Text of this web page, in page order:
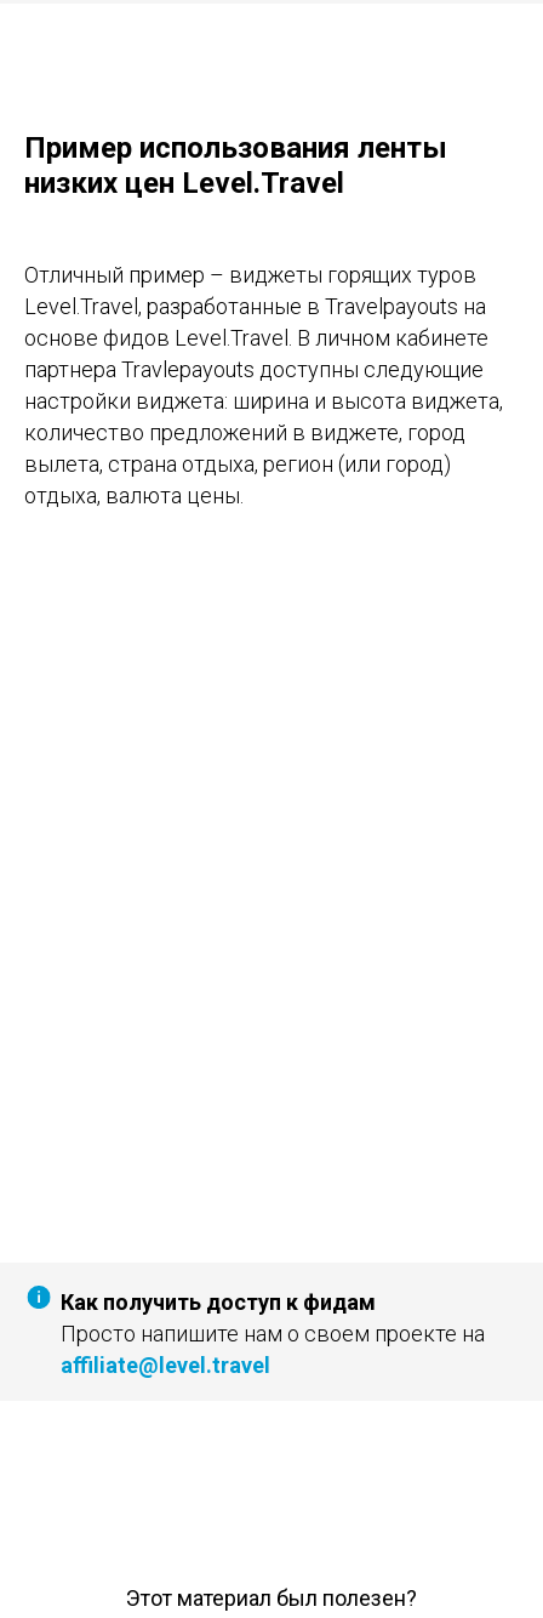
Пример использования ленты
низких цен Level.Travel
Отличный пример – виджеты горящих туров
Level.Travel, разработанные в Travelpayouts на
основе фидов Level.Travel. В личном кабинете
партнера Travlepayouts доступны следующие
настройки виджета: ширина и высота виджета,
количество предложений в виджете, город
вылета, страна отдыха, регион (или город)
отдыха, валюта цены.
Как получить доступ к фидам
Просто напишите нам о своем проекте на
affiliate@level.travel
Этот материал был полезен?